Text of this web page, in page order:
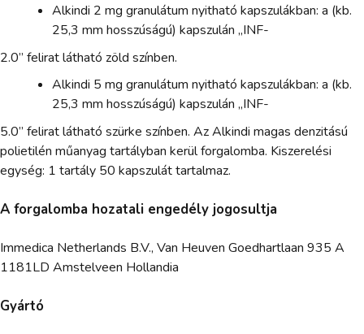
Alkindi 2 mg granulátum nyitható kapszulákban: a (kb.
25,3 mm hosszúságú) kapszulán „INF-
2.0” felirat látható zöld színben.
Alkindi 5 mg granulátum nyitható kapszulákban: a (kb.
25,3 mm hosszúságú) kapszulán „INF-
5.0” felirat látható szürke színben. Az Alkindi magas denzitású
polietilén műanyag tartályban kerül forgalomba. Kiszerelési
egység: 1 tartály 50 kapszulát tartalmaz.
A forgalomba hozatali engedély jogosultja
Immedica Netherlands B.V., Van Heuven Goedhartlaan 935 A
1181LD Amstelveen Hollandia
Gyártó